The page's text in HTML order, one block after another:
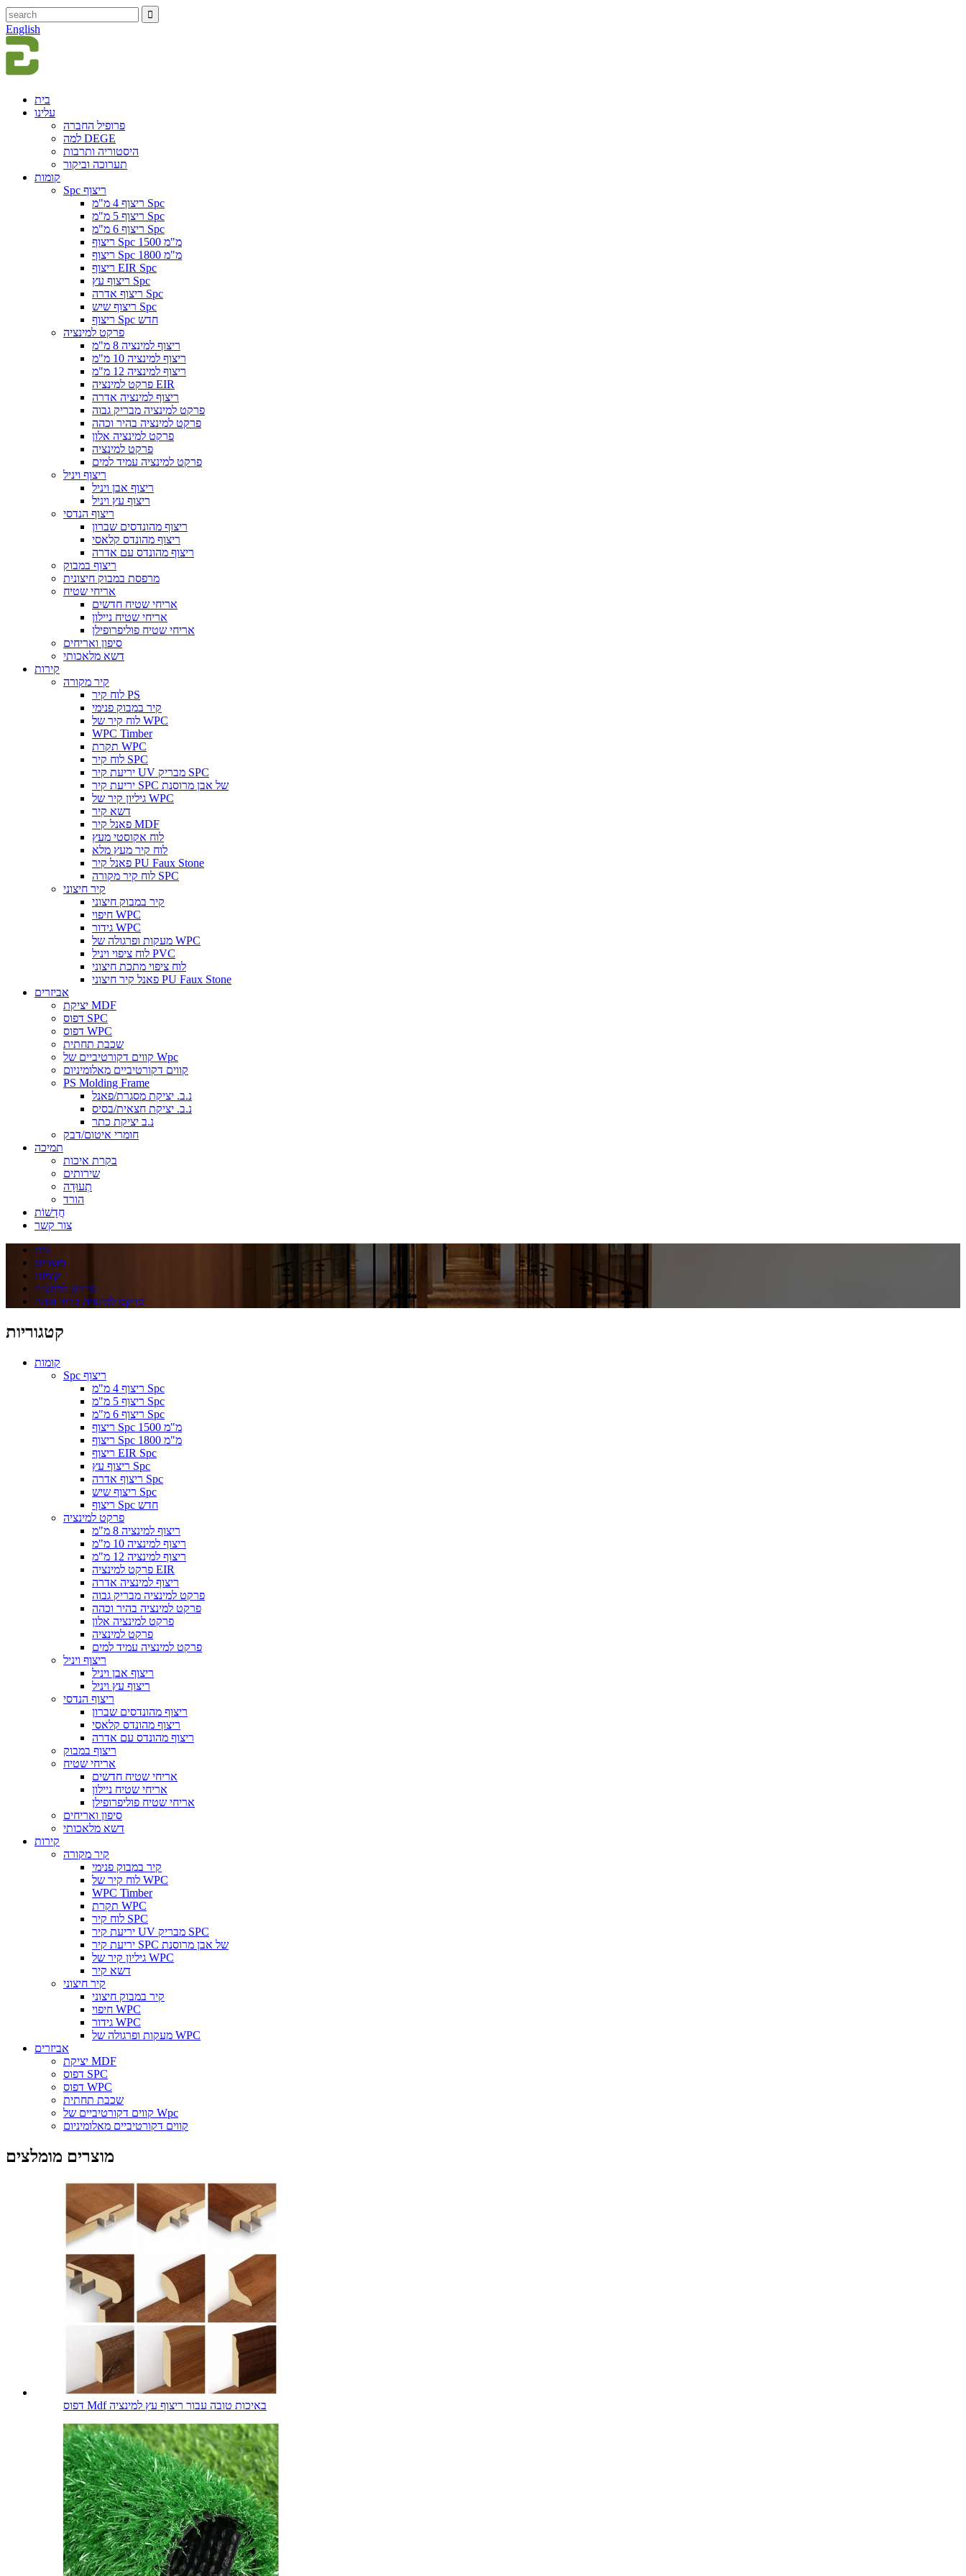
English
בית
עלינו
פרופיל החברה
למה DEGE
היסטוריה ותרבות
תערוכה וביקור
קומות
Spc ריצוף
ריצוף 4 מ"מ Spc
ריצוף 5 מ"מ Spc
ריצוף 6 מ"מ Spc
ריצוף Spc 1500 מ"מ
ריצוף Spc 1800 מ"מ
ריצוף EIR Spc
ריצוף עץ Spc
ריצוף אדרה Spc
ריצוף שיש Spc
ריצוף Spc חדש
פרקט למינציה
ריצוף למינציה 8 מ"מ
ריצוף למינציה 10 מ"מ
ריצוף למינציה 12 מ"מ
פרקט למינציה EIR
ריצוף למינציה אדרה
פרקט למינציה מבריק גבוה
פרקט למינציה בהיר וכהה
פרקט למינציה אלון
פרקט למינציה
פרקט למינציה עמיד למים
ריצוף ויניל
ריצוף אבן ויניל
ריצוף עץ ויניל
ריצוף הנדסי
ריצוף מהונדסים שברון
ריצוף מהונדס קלאסי
ריצוף מהונדס עם אדרה
ריצוף במבוק
מרפסת במבוק חיצונית
אריחי שטיח
אריחי שטיח חדשים
אריחי שטיח ניילון
אריחי שטיח פוליפרופילן
סיפון ואריחים
דשא מלאכותי
קירות
קיר מקורה
לוח קיר PS
קיר במבוק פנימי
לוח קיר של WPC
WPC Timber
תקרת WPC
לוח קיר SPC
יריעת קיר UV מבריק SPC
יריעת קיר SPC של אבן מרוסנת
גיליון קיר של WPC
דשא קיר
פאנל קיר MDF
לוח אקוסטי מעץ
לוח קיר מעץ מלא
פאנל קיר PU Faux Stone
לוח קיר מקורה SPC
קיר חיצוני
קיר במבוק חיצוני
חיפוי WPC
גידור WPC
מעקות ופרגולה של WPC
לוח ציפוי ויניל PVC
לוח ציפוי מתכת חיצוני
פאנל קיר חיצוני PU Faux Stone
אביזרים
יציקת MDF
דפוס SPC
דפוס WPC
שכבת תחתית
קווים דקורטיביים של Wpc
קווים דקורטיביים מאלומיניום
PS Molding Frame
נ.ב. יציקת מסגרת/פאנל
נ.ב. יציקת חצאית/בסיס
נ.ב יציקת כתר
חומרי איטום/דבק
תמיכה
בקרת איכות
שירותים
תְעוּדָה
הורד
חֲדָשׁוֹת
צור קשר
בית
מוצרים
קומות
פרקט למינציה
פרקט למינציה בהיר וכהה
קטגוריות
קומות
Spc ריצוף
ריצוף 4 מ"מ Spc
ריצוף 5 מ"מ Spc
ריצוף 6 מ"מ Spc
ריצוף Spc 1500 מ"מ
ריצוף Spc 1800 מ"מ
ריצוף EIR Spc
ריצוף עץ Spc
ריצוף אדרה Spc
ריצוף שיש Spc
ריצוף Spc חדש
פרקט למינציה
ריצוף למינציה 8 מ"מ
ריצוף למינציה 10 מ"מ
ריצוף למינציה 12 מ"מ
פרקט למינציה EIR
ריצוף למינציה אדרה
פרקט למינציה מבריק גבוה
פרקט למינציה בהיר וכהה
פרקט למינציה אלון
פרקט למינציה
פרקט למינציה עמיד למים
ריצוף ויניל
ריצוף אבן ויניל
ריצוף עץ ויניל
ריצוף הנדסי
ריצוף מהונדסים שברון
ריצוף מהונדס קלאסי
ריצוף מהונדס עם אדרה
ריצוף במבוק
אריחי שטיח
אריחי שטיח חדשים
אריחי שטיח ניילון
אריחי שטיח פוליפרופילן
סיפון ואריחים
דשא מלאכותי
קירות
קיר מקורה
קיר במבוק פנימי
לוח קיר של WPC
WPC Timber
תקרת WPC
לוח קיר SPC
יריעת קיר UV מבריק SPC
יריעת קיר SPC של אבן מרוסנת
גיליון קיר של WPC
דשא קיר
קיר חיצוני
קיר במבוק חיצוני
חיפוי WPC
גידור WPC
מעקות ופרגולה של WPC
אביזרים
יציקת MDF
דפוס SPC
דפוס WPC
שכבת תחתית
קווים דקורטיביים של Wpc
קווים דקורטיביים מאלומיניום
מוצרים מומלצים
דפוס Mdf באיכות טובה עבור ריצוף עץ למינציה